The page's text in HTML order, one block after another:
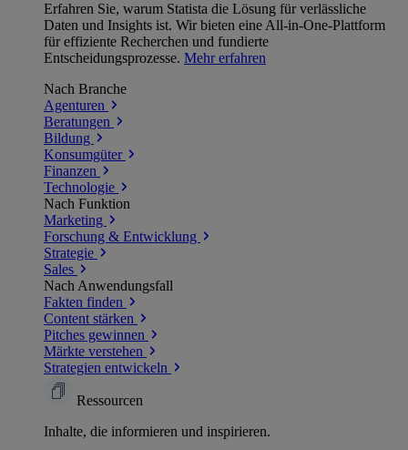
Erfahren Sie, warum Statista die Lösung für verlässliche
Daten und Insights ist. Wir bieten eine All-in-One-Plattform
für effiziente Recherchen und fundierte
Entscheidungsprozesse. Mehr erfahren
Nach Branche
Agenturen
Beratungen
Bildung
Konsumgüter
Finanzen
Technologie
Nach Funktion
Marketing
Forschung & Entwicklung
Strategie
Sales
Nach Anwendungsfall
Fakten finden
Content stärken
Pitches gewinnen
Märkte verstehen
Strategien entwickeln
Ressourcen
Inhalte, die informieren und inspirieren.